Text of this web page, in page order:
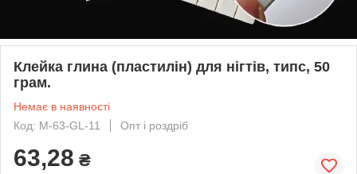
Клейка глина (пластилін) для нігтів, типс, 50
грам.
Немає в наявності
Код: М-63-GL-11
Опт і роздріб
63,28 ₴